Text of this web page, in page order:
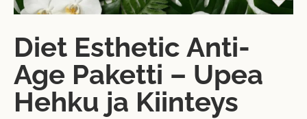
Diet Esthetic Anti-
Age Paketti – Upea
Hehku ja Kiinteys